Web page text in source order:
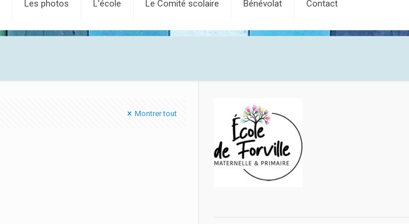
Les photos L’école Le Comité scolaire Bénévolat Contact
Montrer tout